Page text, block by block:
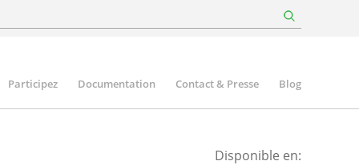
Participez Documentation Contact & Presse Blog
Disponible en: